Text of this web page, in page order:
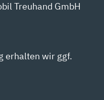
Treuhand GmbH
erhalten wir ggf.